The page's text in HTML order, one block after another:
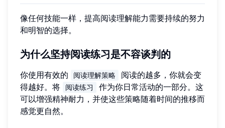
像任何技能一样，提高阅读理解能力需要持续的努力
和明智的选择。
为什么坚持阅读练习是不容谈判的
你使用有效的 阅读理解策略
阅读的越多，你就会变
得越好。将
阅读练习
作为你日常活动的一部分。这
可以增强精神耐力，并使这些策略随着时间的推移而
感觉更自然。